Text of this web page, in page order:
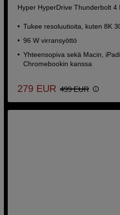
Hyper HyperDrive Thunderbolt 4
Tukee resoluutioita, kuten 8K
96 W virransyöttö
Yhteensopiva sekä Macin,
Chromebookin kanssa
279 EUR 499 EUR